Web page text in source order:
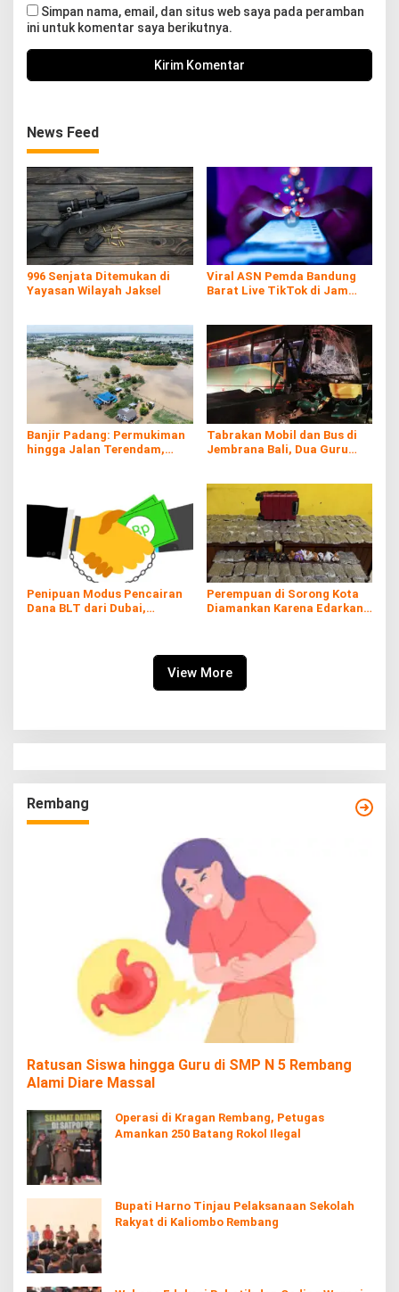
Simpan nama, email, dan situs web saya pada peramban
ini untuk komentar saya berikutnya.
News Feed
996 Senjata Ditemukan di
Yayasan Wilayah Jaksel
Viral ASN Pemda Bandung
Barat Live TikTok di Jam
Banjir Padang: Permukiman
hingga Jalan Terendam,
Tabrakan Mobil dan Bus di
Jembrana Bali, Dua Guru
Penipuan Modus Pencairan
Dana BLT dari Dubai,
Perempuan di Sorong Kota
Diamankan Karena Edarkan
View More
Rembang
Ratusan Siswa hingga Guru di SMP N 5 Rembang
Alami Diare Massal
Operasi di Kragan Rembang, Petugas
Amankan 250 Batang Rokol Ilegal
Bupati Harno Tinjau Pelaksanaan Sekolah
Rakyat di Kaliombo Rembang